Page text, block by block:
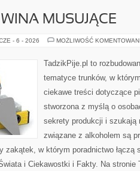
MUSUJĄCE
- 6 - 2026 MOŻLIWOŚĆ
TadzikPije.pl to
tematyce trunków, w
ciekawe treści dotyczące
stworzona z myślą o
sekrety produkcji i szukają
związane z alkoholem są
zakątek, w którym poradnictwo łączą
i Ciekawostki i Fakty. Na